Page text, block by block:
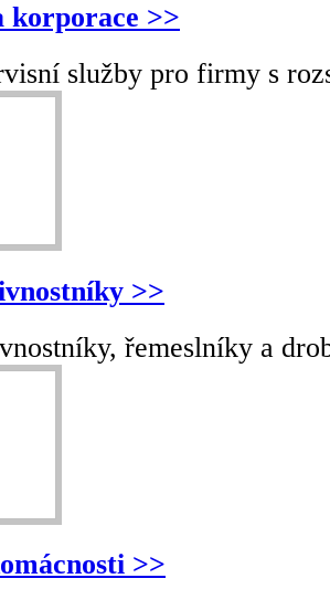
korporace >>
služby pro firmy s
>>
řemeslníky a
>>